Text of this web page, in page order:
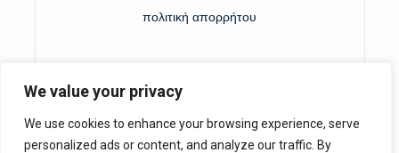
We value your privacy
We use cookies to enhance your browsing experience, serve
personalized ads or content, and analyze our traffic. By
πολιτική απορρήτου